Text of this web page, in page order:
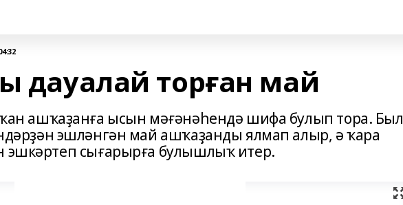
дауалай торған май
ашҡаҙанға ысын мәғәнәһендә шифа булып тора. Был
эшләнгән май ашҡаҙанды ялмап алыр, ә ҡара
эшкәртеп сығарырға булышлыҡ итер.